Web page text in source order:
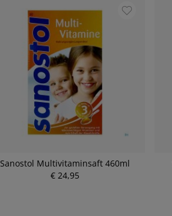
Sanostol Multivitaminsaft 460ml
€ 24,95